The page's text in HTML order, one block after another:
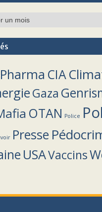
CIA
Gaza
OTAN Police
Presse
USAVaccins